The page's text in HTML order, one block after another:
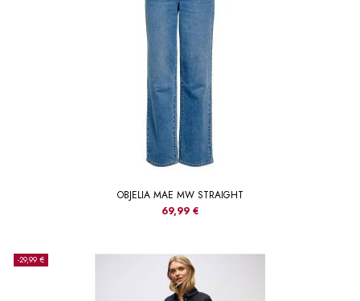
OBJELIA MAE MW STRAIGHT
69,99 €
-29,99 €